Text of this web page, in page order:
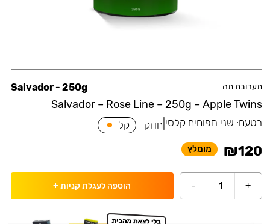
תערובת תה
Salvador – Rose Line – 250g – Apple Twins
Salvador - 250g
בטעם: שני תפוחים קלסי חוזק קל
₪120 מומלץ
+
1
- הוספה לעגלת קניות +